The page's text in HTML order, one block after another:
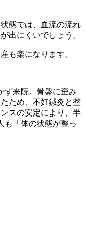
態では、血流の流れ
出にくいでしょう。
も楽になります。
ず来院。骨盤に歪み
ため、不妊鍼灸と整
スの安定により、半
も「体の状態が整っ